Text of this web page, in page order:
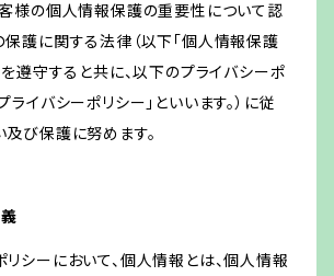
客様の個人情報保護の重要性について認
保護に関する法律（以下「個人情報保護
を遵守すると共に、以下のプライバシーポ
ライバシーポリシー」といいます。）に従
及び保護に努めます。
リシーにおいて、個人情報とは、個人情報